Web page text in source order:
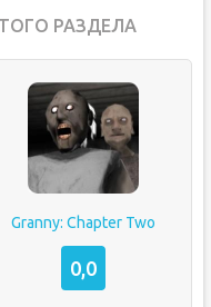
РАЗДЕЛА
Granny: Chapter Two
0,0